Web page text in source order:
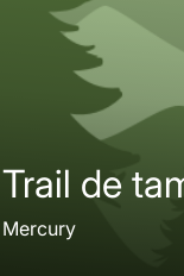
Trail de
Mercury